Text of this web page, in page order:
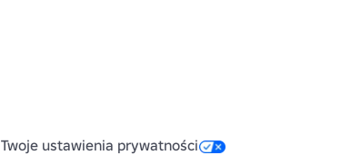
Twoje ustawienia prywatności